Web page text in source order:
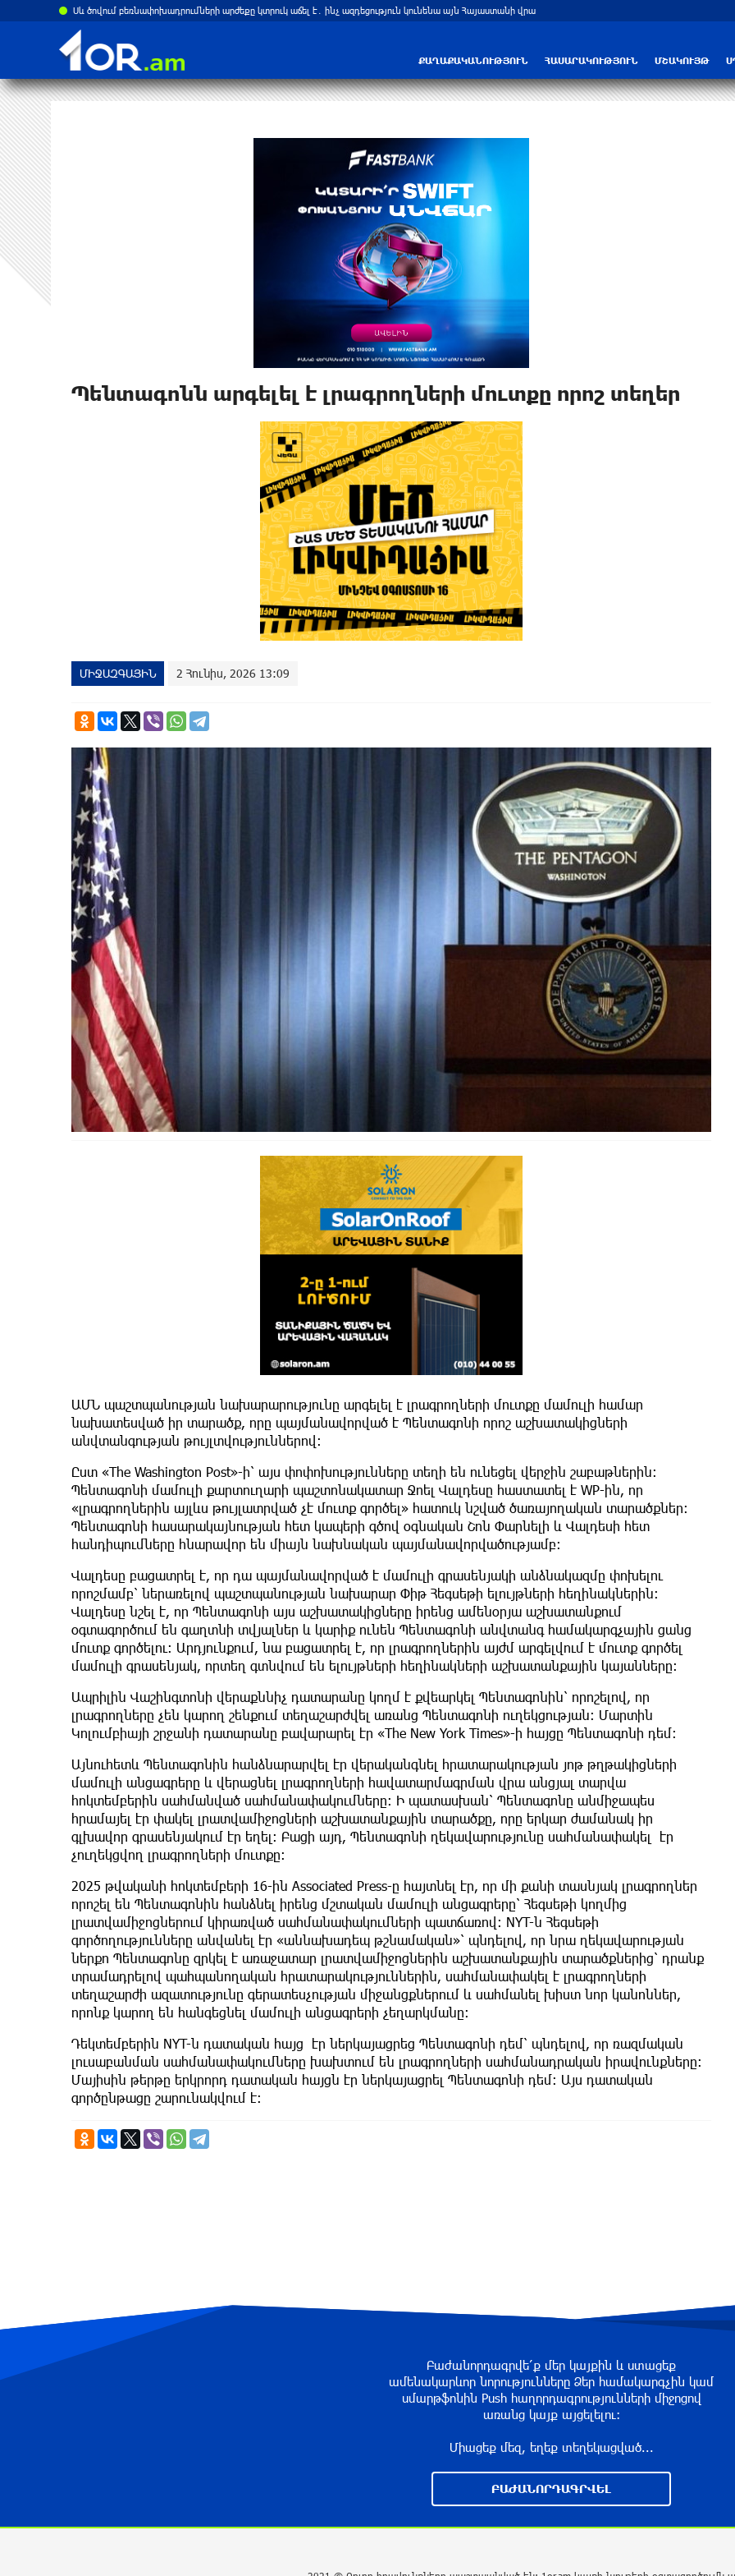
Սև ծովում բեռնափոխադրումների արժեքը կտրուկ աճել է․ ինչ ազդեցություն կունենա այն Հայաստանի վրա
ՔԱՂԱՔԱԿԱՆՈՒԹՅՈՒՆ ՀԱՍԱՐԱԿՈՒԹՅՈՒՆ ՄՇԱԿՈՒՅԹ
Պենտագոնն արգելել է լրագրողների մուտքը որոշ տեղեր
ՄԻՋԱԶԳԱՅԻՆ 2 Հունիս, 2026 13:09
ԱՄՆ պաշտպանության նախարարությունը արգելել է լրագրողների մուտքը մամուլի համար
նախատեսված իր տարածք, որը պայմանավորված է Պենտագոնի որոշ աշխատակիցների
անվտանգության թույլտվություններով։
Ըստ «The Washington Post»-ի՝ այս փոփոխությունները տեղի են ունեցել վերջին շաբաթներին։
Պենտագոնի մամուլի քարտուղարի պաշտոնակատար Ջոել Վալդեսը հաստատել է WP-ին, որ
«լրագրողներին այլևս թույլատրված չէ մուտք գործել» հատուկ նշված ծառայողական տարածքներ։
Պենտագոնի հասարակայնության հետ կապերի գծով օգնական Շոն Փարնելի և Վալդեսի հետ
հանդիպումները հնարավոր են միայն նախնական պայմանավորվածությամբ։
Վալդեսը բացատրել է, որ դա պայմանավորված է մամուլի գրասենյակի անձնակազմը փոխելու
որոշմամբ՝ ներառելով պաշտպանության նախարար Փիթ Հեգսեթի ելույթների հեղինակներին։
Վալդեսը նշել է, որ Պենտագոնի այս աշխատակիցները իրենց ամենօրյա աշխատանքում
օգտագործում են գաղտնի տվյալներ և կարիք ունեն Պենտագոնի անվտանգ համակարգչային ցանց
մուտք գործելու։ Արդյունքում, նա բացատրել է, որ լրագրողներին այժմ արգելվում է մուտք գործել
մամուլի գրասենյակ, որտեղ գտնվում են ելույթների հեղինակների աշխատանքային կայանները։
Ապրիլին Վաշինգտոնի վերաքննիչ դատարանը կողմ է քվեարկել Պենտագոնին՝ որոշելով, որ
լրագրողները չեն կարող շենքում տեղաշարժվել առանց Պենտագոնի ուղեկցության։ Մարտին
Կոլումբիայի շրջանի դատարանը բավարարել էր «The New York Times»-ի հայցը Պենտագոնի դեմ։
Այնուհետև Պենտագոնին հանձնարարվել էր վերականգնել հրատարակության յոթ թղթակիցների
մամուլի անցագրերը և վերացնել լրագրողների հավատարմագրման վրա անցյալ տարվա
հոկտեմբերին սահմանված սահմանափակումները։ Ի պատասխան՝ Պենտագոնը անմիջապես
հրամայել էր փակել լրատվամիջոցների աշխատանքային տարածքը, որը երկար ժամանակ իր
գլխավոր գրասենյակում էր եղել։ Բացի այդ, Պենտագոնի ղեկավարությունը սահմանափակել էր
չուղեկցվող լրագրողների մուտքը։
2025 թվականի հոկտեմբերի 16-ին Associated Press-ը հայտնել էր, որ մի քանի տասնյակ լրագրողներ
որոշել են Պենտագոնին հանձնել իրենց մշտական ​​մամուլի անցագրերը՝ Հեգսեթի կողմից
լրատվամիջոցներում կիրառված սահմանափակումների պատճառով։ NYT-ն Հեգսեթի
գործողությունները անվանել էր «աննախադեպ թշնամական»՝ պնդելով, որ նրա ղեկավարության
ներքո Պենտագոնը զրկել է առաջատար լրատվամիջոցներին աշխատանքային տարածքներից՝ դրանք
տրամադրելով պահպանողական հրատարակություններին, սահմանափակել է լրագրողների
տեղաշարժի ազատությունը գերատեսչության միջանցքներում և սահմանել խիստ նոր կանոններ,
որոնք կարող են հանգեցնել մամուլի անցագրերի չեղարկմանը։
Դեկտեմբերին NYT-ն դատական ​​հայց էր ներկայացրեց Պենտագոնի դեմ՝ պնդելով, որ ռազմական
լուսաբանման սահմանափակումները խախտում են լրագրողների սահմանադրական իրավունքները։
Մայիսին թերթը երկրորդ դատական ​​​​հայցն էր ներկայացրել Պենտագոնի դեմ: Այս դատական ​​​​
գործընթացը շարունակվում է:
Բաժանորդագրվե՛ք մեր կայքին և ստացեք
ամենակարևոր նորությունները Ձեր համակարգչին կամ
սմարթֆոնին Push հաղորդագրությունների միջոցով
առանց կայք այցելելու։
Միացեք մեզ, եղեք տեղեկացված...
ԲԱԺԱՆՈՐԴԱԳՐՎԵԼ